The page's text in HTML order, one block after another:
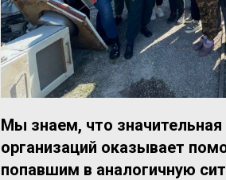
Мы знаем, что значительная
организаций оказывает
попавшим в аналогичную